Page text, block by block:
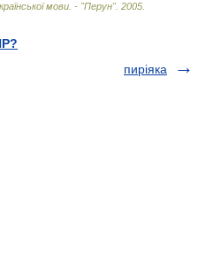
мови. - "Перун". 2005
пиріяка